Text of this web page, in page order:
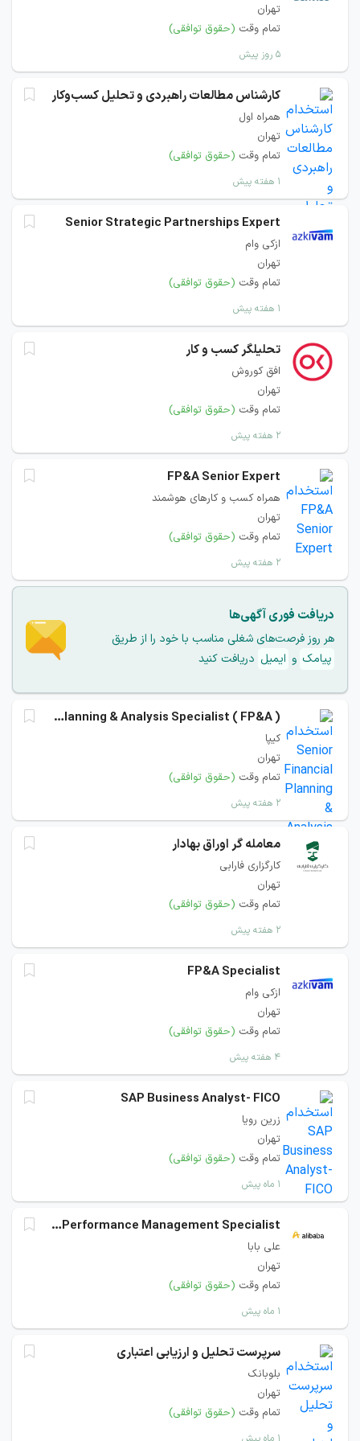
تهران
تمام وقت (حقوق توافقی)
۵ روز پیش
کارشناس مطالعات راهبردی و تحلیل کسب‌وکار
همراه اول
تهران
تمام وقت (حقوق توافقی)
۱ هفته پیش
Senior Strategic Partnerships Expert
ازکی وام
تهران
تمام وقت (حقوق توافقی)
۱ هفته پیش
تحلیلگر کسب و‌ کار
افق کوروش
تهران
تمام وقت (حقوق توافقی)
۲ هفته پیش
FP&A Senior Expert
همراه کسب و کارهای هوشمند
تهران
تمام وقت (حقوق توافقی)
۲ هفته پیش
دریافت فوری آگهی‌ها
هر روز فرصت‌های شغلی مناسب با خود را از طریق
پیامک و ایمیل دریافت کنید
Senior Financial Planning & Analysis Specialist ( FP&A )
کیپا
تهران
تمام وقت (حقوق توافقی)
۲ هفته پیش
معامله گر اوراق بهادار
کارگزاری فارابی
تهران
تمام وقت (حقوق توافقی)
۲ هفته پیش
FP&A Specialist
ازکی وام
تهران
تمام وقت (حقوق توافقی)
۴ هفته پیش
SAP Business Analyst- FICO
زرین رویا
تهران
تمام وقت (حقوق توافقی)
۱ ماه پیش
Senior Business Performance Management Specialist
علی بابا
تهران
تمام وقت (حقوق توافقی)
۱ ماه پیش
سرپرست تحلیل و ارزیابی اعتباری
بلوبانک
تهران
تمام وقت (حقوق توافقی)